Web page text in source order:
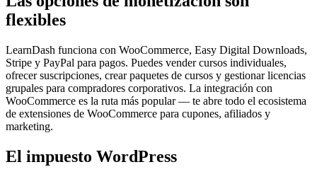
flexibles
LearnDash funciona con WooCommerce, Easy Digital Downloads,
Stripe y PayPal para pagos. Puedes vender cursos individuales,
ofrecer suscripciones, crear paquetes de cursos y gestionar licencias
grupales para compradores corporativos. La integración con
WooCommerce es la ruta más popular — te abre todo el ecosistema
de extensiones de WooCommerce para cupones, afiliados y
marketing.
El impuesto WordPress